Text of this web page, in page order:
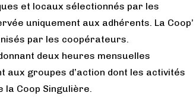
et locaux sélectionnés par les
uniquement aux adhérents. La Coop’
par les coopérateurs.
deux heures mensuelles
aux groupes d’action dont les activités
la Coop Singulière.